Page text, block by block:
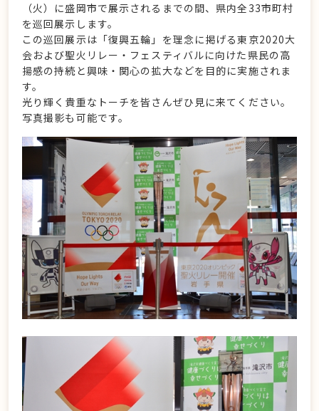
（火）に盛岡市で展示されるまでの間、県内全33市町村
を巡回展示します。
この巡回展示は「復興五輪」を理念に掲げる東京2020大
会および聖火リレー・フェスティバルに向けた県民の高
揚感の持続と興味・関心の拡大などを目的に実施されま
す。
光り輝く貴重なトーチを皆さんぜひ見に来てください。
写真撮影も可能です。